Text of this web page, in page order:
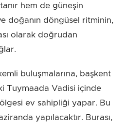
hem de güneşin
doğanın döngüsel ritminin,
olarak doğrudan
buluşmalarına, başkent
Tuymaada Vadisi içinde
ev sahipliği yapar. Bu
yapılacaktır. Burası,